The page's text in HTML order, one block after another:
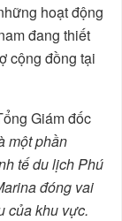
hoạt động
đang thiết
cộng đồng tại
Giám đốc
một phần
tế du lịch Phú
đóng vai
của khu vực.